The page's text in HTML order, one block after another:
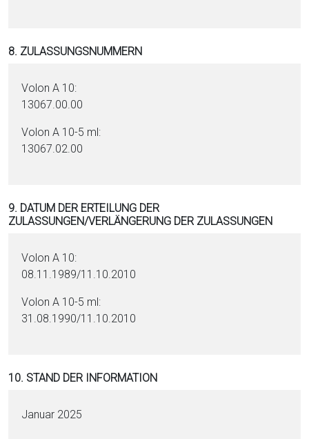
8. ZULASSUNGSNUMMERN
Volon A 10:
13067.00.00
Volon A 10-5 ml:
13067.02.00
9. DATUM DER ERTEILUNG DER
ZULASSUNGEN/VERLÄNGERUNG DER ZULASSUNGEN
Volon A 10:
08.11.1989/11.10.2010
Volon A 10-5 ml:
31.08.1990/11.10.2010
10. STAND DER INFORMATION
Januar 2025